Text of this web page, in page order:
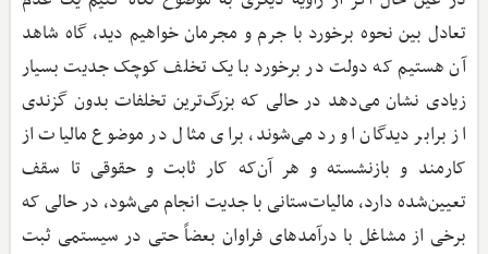
تعادل بین نحوه برخورد با جرم و مجرمان خواهیم دید، گاه شاهد
آن هستیم که دولت در برخورد با یک تخلف کوچک جدیت بسیار
زیادی نشان می‌دهد در حالی که بزرگ‌ترین تخلفات بدون گزندی
از برابر دیدگان او رد می‌شوند، برای مثال در موضوع مالیات از
کارمند و بازنشسته و هر آن‌که کار ثابت و حقوقی تا سقف
تعیین‌شده دارد، مالیات‌ستانی با جدیت انجام می‌شود، در حالی که
برخی از مشاغل با درآمدهای فراوان بعضاً حتی در سیستمی ثبت